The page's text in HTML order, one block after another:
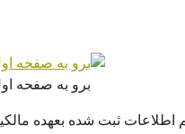
برو به صفحه
ثبت شده بعهده